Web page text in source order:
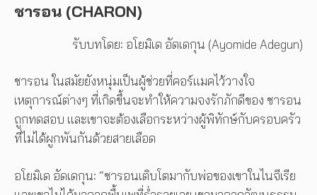
ชารอน (CHARON)
รับบทโดย: อโยมิเด อัดเดกุน (Ayomide Adegun)
ชารอน ในสมัยยังหนุ่มเป็นผู้ช่วยที่คอร์แมคไว้วางใจ
เหตุการณ์ต่างๆ ที่เกิดขึ้นจะทำให้ความจงรักภักดีของ ชารอน
ถูกทดสอบ และเขาจะต้องเลือกระหว่างผู้พิทักษ์กับครอบครัว
ที่ไม่ได้ผูกพันกันด้วยสายเลือด
อโยมิเด อัดเดกุน: “ชารอนเติบโตมากับพ่อของเขาในไนจีเรีย